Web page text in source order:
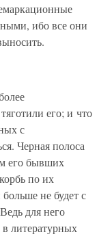
ибо все они
его; и что
с
Черная полоса
его бывших
по их
не будет с
для него
литературных